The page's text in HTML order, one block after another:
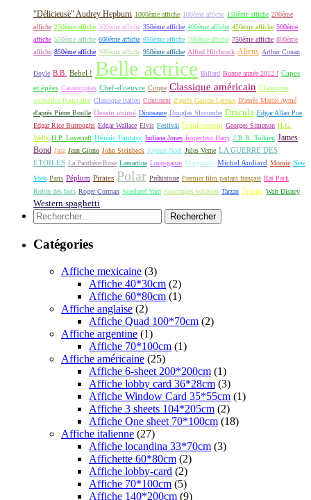
"Délicieuse" Audrey Hepburn 1000ème affiche 100ème affiche 150ème affiche 200ème
affiche 250ème affiche 300ème affiche 350ème affiche 400ème affiche 450ème affiche 500ème
affiche 550ème affiche 600ème affiche 650ème affiche 700ème affiche 750ème affiche 800ème
affiche 850ème affiche 900ème affiche 950ème affiche Alfred Hitchcock Aliens Arthur Conan
Doyle B.B. Bebel ! Belle actrice Billard Bonne année 2012 ! Capes
et épées Catastrophes Chef-d'oeuvre Cirque Classique américain Classique
comédie française Classique italien Continent d'après Gaston Leroux D'après Marcel Aymé
d'après Pierre Boulle Dessin animé Dinosaure Douglas Slocombe Dracula Edgar Allan Poe
Edgar Rice Burroughs Edgar Wallace Elvis Festival Frankenstein Georges Simenon H.G.
Wells H.P. Lovecraft Héroic Fantasy Indiana Jones Inspecteur Harry J.R.R. Tolkien James
Bond Jazz Jean Giono John Steinbeck Joyeux Noël Jules Verne LA GUERRE DES
ETOILES La Panthère Rose Lamartine Loup-garou Marguerite Michel Audiard Momie New
York Paris Péplum Pirates Polar Préhistoire Premier film parlant français Rat Pack
Robin des bois Roger Corman Scotland Yard Soucoupes volantes Tarzan Trinita Walt Disney
Western spaghetti
Rechercher :
Catégories
Affiche mexicaine (3)
Affiche 40*30cm (2)
Affiche 60*80cm (1)
Affiche anglaise (2)
Affiche Quad 100*70cm (2)
Affiche argentine (1)
Affiche 70*100cm (1)
Affiche américaine (25)
Affiche 6-sheet 200*200cm (1)
Affiche lobby card 36*28cm (3)
Affiche Window Card 35*55cm (1)
Affiche 3 sheets 104*205cm (2)
Affiche One sheet 70*100cm (18)
Affiche italienne (27)
Affiche locandina 33*70cm (3)
Affichette 60*80cm (2)
Affiche lobby-card (2)
Affiche 70*100cm (5)
Affiche 140*200cm (9)